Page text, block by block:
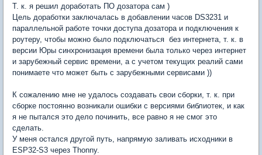
Т. к. я решил доработать ПО дозатора сам )
Цель доработки заключалась в добавлении часов DS3231 и
параллельной работе точки доступа дозатора и подключения к
роутеру, чтобы можно было подключаться без интернета, т. к. в
версии Юры синхронизация времени была только через интернет
и зарубежный сервис времени, а с учетом текущих реалий сами
понимаете что может быть с зарубежными сервисами ))
К сожалению мне не удалось создавать свои сборки, т. к. при
сборке постоянно возникали ошибки с версиями библиотек, и как
я не пытался это дело починить, все равно я не смог это
сделать.
У меня остался другой путь, напрямую заливать исходники в
ESP32-S3 через Thonny.